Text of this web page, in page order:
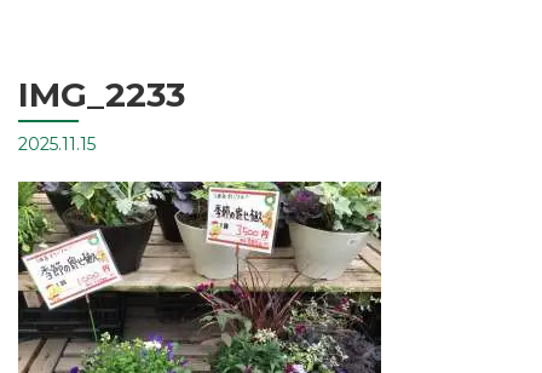
IMG_2233
2025.11.15